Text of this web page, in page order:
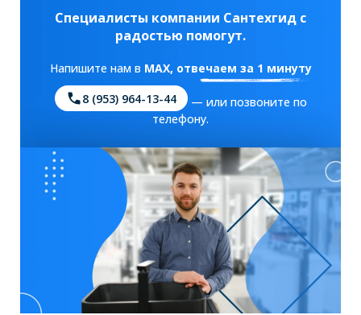
Специалисты компании Сантехгид с
радостью помогут.
Напишите нам в MAX, отвечаем за 1 минуту
8 (953) 964-13-44
— или позвоните по
телефону.